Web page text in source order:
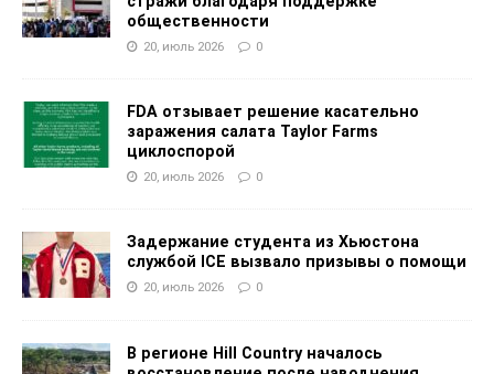
общественности
20, июль 2026 0
FDA отзывает решение касательно
заражения салата Taylor Farms
циклоспорой
20, июль 2026 0
Задержание студента из Хьюстона
службой ICE вызвало призывы о помощи
20, июль 2026 0
В регионе Hill Country началось